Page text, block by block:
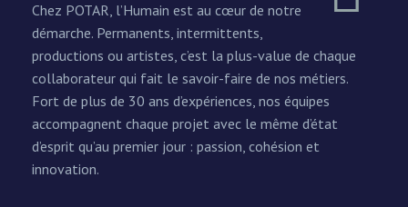
Chez POTAR, l’Humain est au cœur de notre
démarche. Permanents, intermittents,
productions ou artistes, c’est la plus-value de chaque
collaborateur qui fait le savoir-faire de nos métiers.
Fort de plus de 30 ans d’expériences, nos équipes
accompagnent chaque projet avec le même d’état
d’esprit qu’au premier jour : passion, cohésion et
innovation.